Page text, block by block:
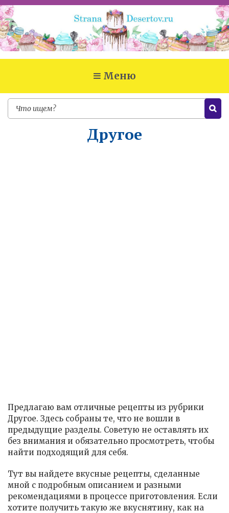
Меню
Другое
Предлагаю вам отличные рецепты из рубрики
Другое. Здесь собраны те, что не вошли в
предыдущие разделы. Советую не оставлять их
без внимания и обязательно просмотреть, чтобы
найти подходящий для себя.
Тут вы найдете вкусные рецепты, сделанные
мной с подробным описанием и разными
рекомендациями в процессе приготовления. Если
хотите получить такую же вкуснятину, как на